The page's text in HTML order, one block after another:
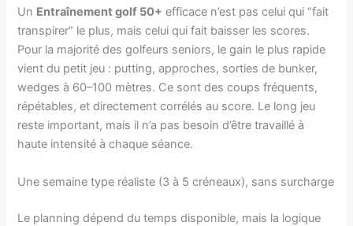
Un Entraînement golf 50+ efficace n’est pas celui qui “fait
transpirer” le plus, mais celui qui fait baisser les scores.
Pour la majorité des golfeurs seniors, le gain le plus rapide
vient du petit jeu : putting, approches, sorties de bunker,
wedges à 60–100 mètres. Ce sont des coups fréquents,
répétables, et directement corrélés au score. Le long jeu
reste important, mais il n’a pas besoin d’être travaillé à
haute intensité à chaque séance.
Une semaine type réaliste (3 à 5 créneaux), sans surcharge
Le planning dépend du temps disponible, mais la logique